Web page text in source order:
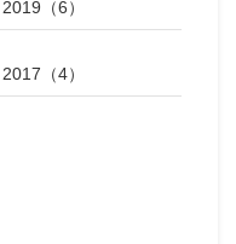
2019（6）
2017（4）